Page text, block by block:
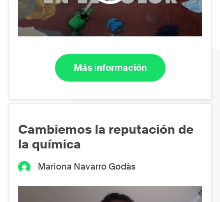
Más información
Cambiemos la reputación de
la química
Mariona Navarro Godàs